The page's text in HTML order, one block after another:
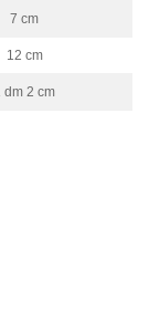
7 cm
12 cm
dm 2 cm